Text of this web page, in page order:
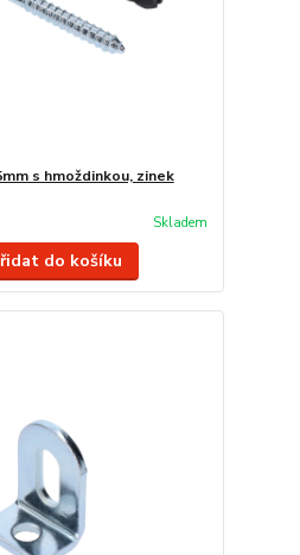
s hmoždinkou, zinek
Skladem
do košíku